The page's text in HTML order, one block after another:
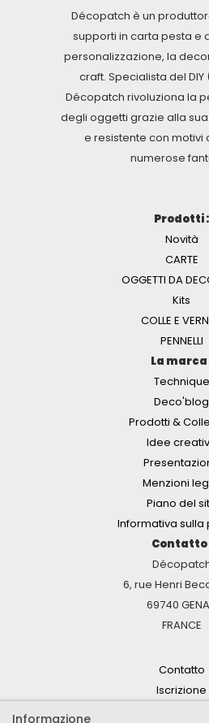
Décopatch è un
supporti in carta pesta e
personalizzazione, la
craft. Specialista del DIY
Décopatch rivoluziona la
degli oggetti grazie alla
e resistente con motivi
numerose
Prodotti :
Novità
CARTE
OGGETTI DA
Kits
COLLE E
PENNELLI
La marca
Technique
Deco'blog
Prodotti &
Idee
Menzioni
Piano del
Informativa sulla
Contatto
6, rue Henri
69740
FRANCE
Contatto
Iscrizione
Informazione